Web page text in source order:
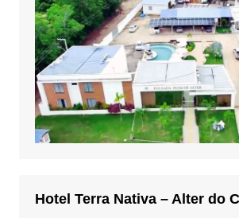
Hotel Terra Nativa – Alter do